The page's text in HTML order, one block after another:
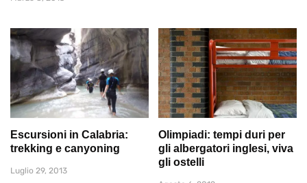
Escursioni in Calabria:
trekking e canyoning
Luglio 29, 2013
Olimpiadi: tempi duri per
gli albergatori inglesi, viva
gli ostelli